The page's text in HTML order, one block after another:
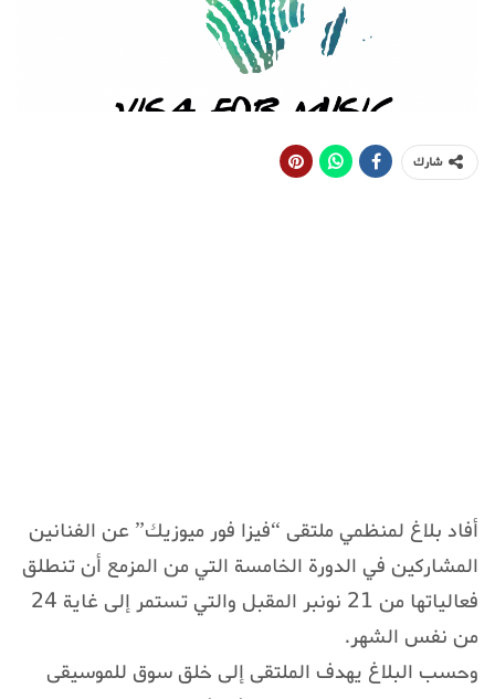
شارك
أفاد بلاغ لمنظمي ملتقى “فيزا فور ميوزيك” عن الفنانين
المشاركين في الدورة الخامسة التي من المزمع أن تنطلق
فعالياتها من 21 نونبر المقبل والتي تستمر إلى غاية 24
من نفس الشهر.
وحسب البلاغ يهدف الملتقى إلى خلق سوق للموسيقى